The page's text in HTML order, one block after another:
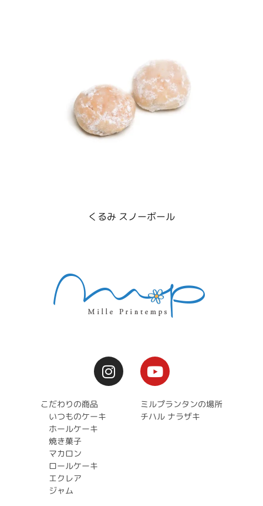
くるみ スノーボール
こだわりの商品
いつものケーキ
ホールケーキ
焼き菓子
マカロン
ロールケーキ
エクレア
ジャム
ミルプランタンの場所
チハル ナラザキ